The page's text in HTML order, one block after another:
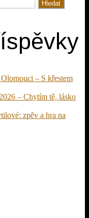
– S křestem
– Chytím tě, lásko
zpěv a hra na